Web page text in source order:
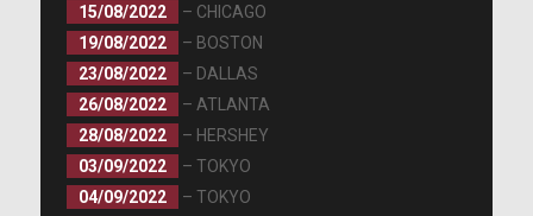
15/08/2022
– CHICAGO
19/08/2022
– BOSTON
23/08/2022
– DALLAS
26/08/2022
– ATLANTA
28/08/2022
– HERSHEY
03/09/2022
– TOKYO
04/09/2022
– TOKYO